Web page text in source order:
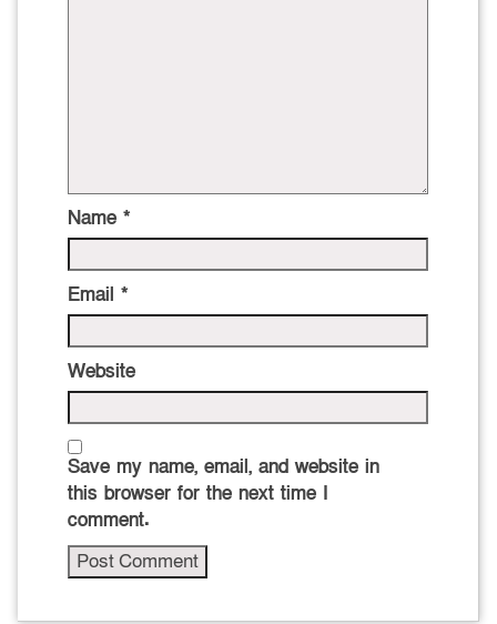
Name *
Email *
Website
Save my name, email, and website in
this browser for the next time I
comment.